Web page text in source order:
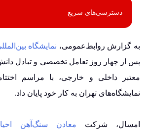
دسترسی‌های سریع
به گزارش روابط‌عمومی، نمایشگاه بین‌المللی
پس از چهار روز تعامل تخصصی و تبادل
معتبر داخلی و خارجی، با مراسم
نمایشگاه‌های تهران به کار خود پایان داد.
امسال، شرکت معادن سنگ‌آهن